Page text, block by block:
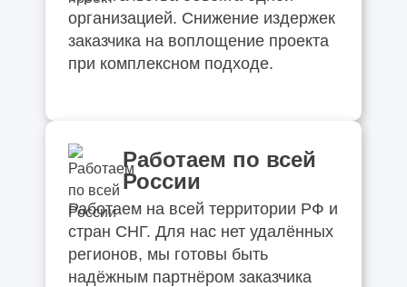
организацией. Снижение издержек
заказчика на воплощение проекта
при комплексном подходе.
Работаем по всей
России
Работаем на всей территории РФ и
стран СНГ. Для нас нет удалённых
регионов, мы готовы быть
надёжным партнёром заказчика